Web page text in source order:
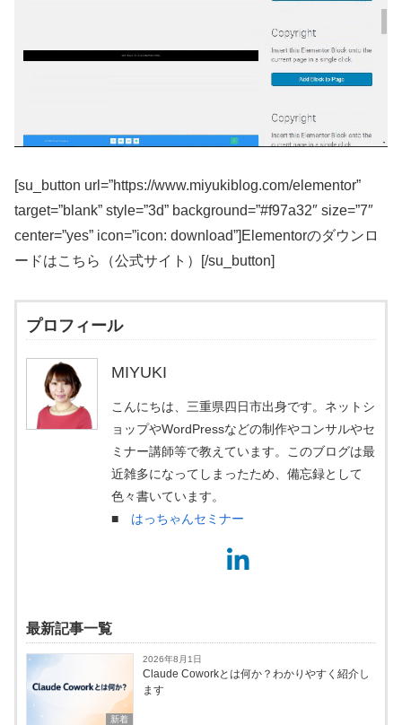
[su_button url=”https://www.miyukiblog.com/elementor”
target=”blank” style=”3d” background=”#f97a32″ size=”7″
center=”yes” icon=”icon: download”]Elementorのダウンロ
ードはこちら（公式サイト）[/su_button]
プロフィール
MIYUKI
こんにちは、三重県四日市出身です。ネットシ
ョップやWordPressなどの制作やコンサルやセ
ミナー講師等で教えています。このブログは最
近雑多になってしまったため、備忘録として
色々書いています。
■ はっちゃんセミナー
最新記事一覧
新着
2026年8月1日
Claude Coworkとは何か？わかりやすく紹介し
ます